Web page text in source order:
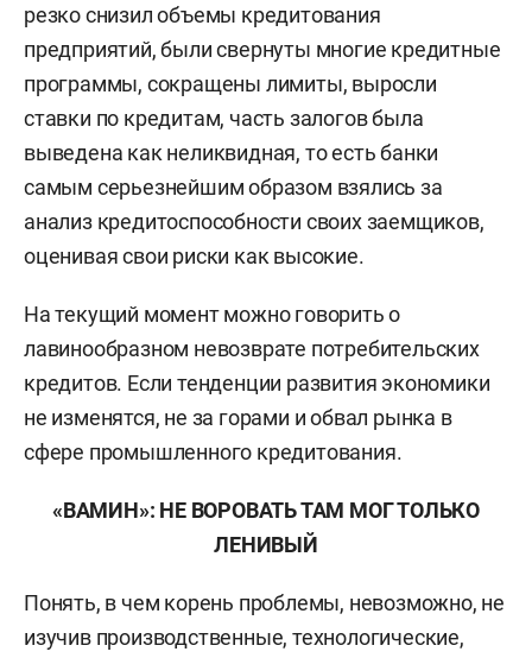
резко снизил объемы кредитования
предприятий, были свернуты многие кредитные
программы, сокращены лимиты, выросли
ставки по кредитам, часть залогов была
выведена как неликвидная, то есть банки
самым серьезнейшим образом взялись за
анализ кредитоспособности своих заемщиков,
оценивая свои риски как высокие.
На текущий момент можно говорить о
лавинообразном невозврате потребительских
кредитов. Если тенденции развития экономики
не изменятся, не за горами и обвал рынка в
сфере промышленного кредитования.
«ВАМИН»: НЕ ВОРОВАТЬ ТАМ МОГ ТОЛЬКО
ЛЕНИВЫЙ
Понять, в чем корень проблемы, невозможно, не
изучив производственные, технологические,